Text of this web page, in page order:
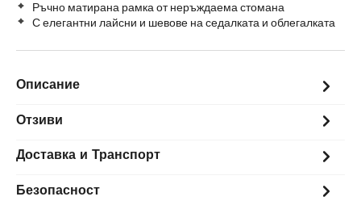
Ръчно матирана рамка от неръждаема стомана
С елегантни лайсни и шевове на седалката и облегалката
Описание
Отзиви
Доставка и Транспорт
Безопасност